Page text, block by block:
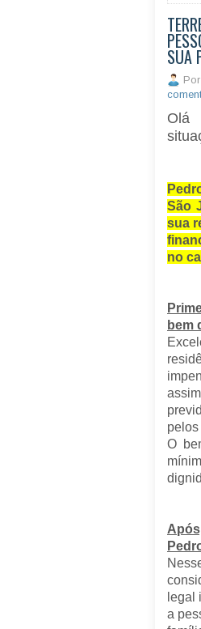
SUA
Por
Olá
São
sua
no
bem
O
legal
a